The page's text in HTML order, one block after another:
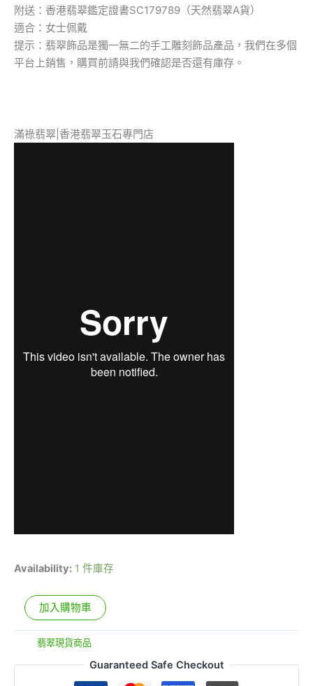
附送：香港翡翠鑑定證書SC179789（天然翡翠A貨）
適合：女士佩戴
提示：翡翠飾品是獨一無二的手工雕刻飾品產品，我們在多個
平台上銷售，購買前請與我們確認是否還有庫存。
滿祿翡翠|香港翡翠玉石專門店
Availability: 1 件庫存
加入購物車
翡翠現貨商品
Guaranteed Safe Checkout